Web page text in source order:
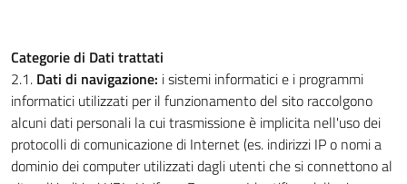
Categorie di Dati trattati
2.1. Dati di navigazione: i sistemi informatici e i programmi
informatici utilizzati per il funzionamento del sito raccolgono
alcuni dati personali la cui trasmissione è implicita nell'uso dei
protocolli di comunicazione di Internet (es. indirizzi IP o nomi a
dominio dei computer utilizzati dagli utenti che si connettono al